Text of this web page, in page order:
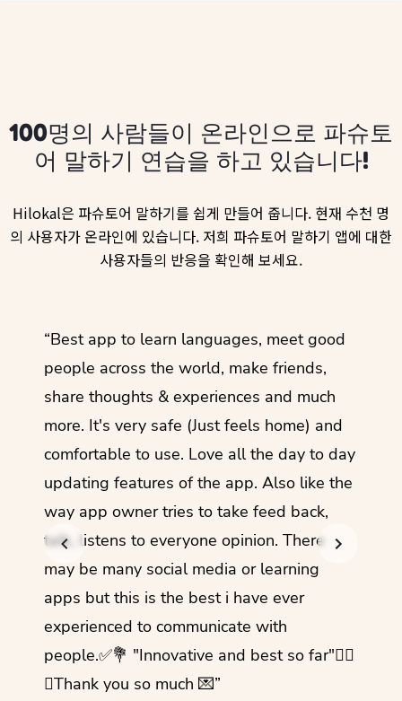
100명의 사람들이 온라인으로 파슈토
어 말하기 연습을 하고 있습니다!
Hilokal은 파슈토어 말하기를 쉽게 만들어 줍니다. 현재 수천 명
의 사용자가 온라인에 있습니다. 저희 파슈토어 말하기 앱에 대한
사용자들의 반응을 확인해 보세요.
“Best app to learn languages, meet good
people across the world, make friends,
share thoughts & experiences and much
more. It's very safe (Just feels home) and
comfortable to use. Love all the day to day
updating features of the app. Also like the
way app owner tries to take feed back,
talk, listens to everyone opinion. There
may be many social media or learning
apps but this is the best i have ever
experienced to communicate with
people.✅💐 "Innovative and best so far"✌🏻
💜Thank you so much 💌”